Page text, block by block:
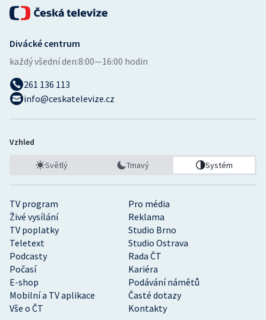
TV program
Pro média
Živé vysílání
Reklama
TV poplatky
Studio Brno
Teletext
Studio Ostrava
Podcasty
Rada ČT
Počasí
Kariéra
E-shop
Podávání námětů
Mobilní a TV aplikace
Časté dotazy
Vše o ČT
Kontakty
Divácké centrum
každý všední den:8:00—16:00 hodin
261 136 113
info@ceskatelevize.cz
Vzhled
Světlý Tmavý Systém